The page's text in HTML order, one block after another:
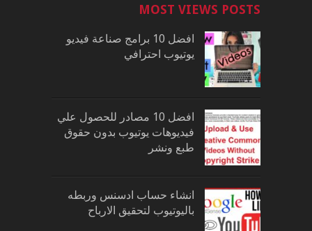
MOST VIEWS POSTS
افضل 10 برامج صناعة فيديو
يوتيوب احترافي
افضل 10 مصادر للحصول علي
فيديوهات يوتيوب بدون حقوق
طبع ونشر
انشاء حساب ادسنس وربطه
باليوتيوب لتحقيق الارباح